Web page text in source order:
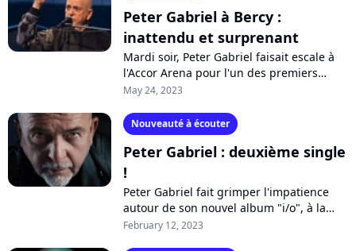
Peter Gabriel à Bercy :
inattendu et surprenant
Mardi soir, Peter Gabriel faisait escale à
l'Accor Arena pour l'un des premiers
concerts de sa tournée mondiale.
May 24, 2023
Nouveauté à écouter
Peter Gabriel : deuxième single
!
Peter Gabriel fait grimper l'impatience
autour de son nouvel album "i/o", à la
date de sortie encore inconnue. Après
February 12, 2023